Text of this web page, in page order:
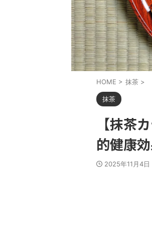
HOME > 抹茶 >
抹茶
【抹茶
的健康
2025年11月4日